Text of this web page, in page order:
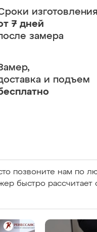
изготовления
7 дней
замера
и подъем
позвоните нам по
быстро рассчитает